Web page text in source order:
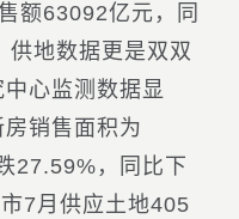
额63092亿元，同
供地数据更是双双
中心监测数据显
销售面积为
27.59%，同比下
7月供应土地405